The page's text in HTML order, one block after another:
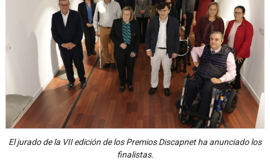
El jurado de la VII edición de los Premios Discapnet ha anunciado los
finalistas.